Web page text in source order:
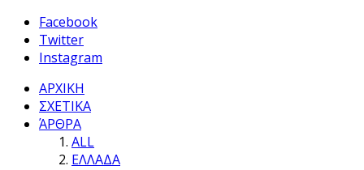
Facebook
Twitter
Instagram
ΑΡΧΙΚΗ
ΣΧΕΤΙΚΑ
ΆΡΘΡΑ
ALL
ΕΛΛΑΔΑ